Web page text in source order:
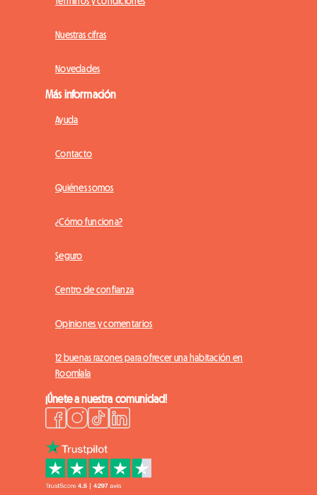
Nuestras cifras
Novedades
Más información
Ayuda
Contacto
Quiénes somos
¿Cómo funciona?
Seguro
Centro de confianza
Opiniones y comentarios
12 buenas razones para ofrecer una habitación en
Roomlala
¡Únete a nuestra comunidad!